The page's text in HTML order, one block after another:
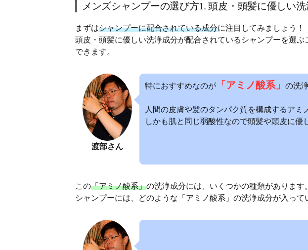
メンズシャンプーの選び方1. 頭皮・頭髪に優しい
まずはシャンプーに配合されている成分に注目してみましょう！
頭皮・頭髪に優しい洗浄成分が配合されているシャンプーを選
できます。
渡部さん
特におすすめなのが 「アミノ酸系」 の洗
人間の皮膚や髪のタンパク質を構成するアミ
しかも肌と同じ弱酸性なので頭髪や頭皮に優
この「アミノ酸系」の洗浄成分には、いくつかの種類があります。
シャンプーには、どのような「アミノ酸系」の洗浄成分が入って